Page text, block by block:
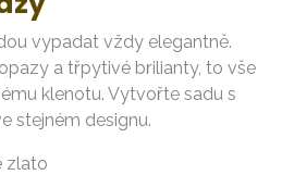
vypadat vždy elegantně.
a třpytivé brilianty, to vše
klenotu. Vytvořte sadu s
stejném designu.
zlato